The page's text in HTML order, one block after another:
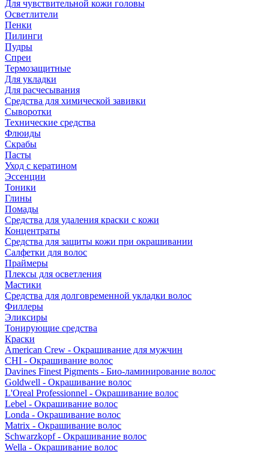
Для чувствительной кожи головы
Осветлители
Пенки
Пилинги
Пудры
Спреи
Термозащитные
Для укладки
Для расчесывания
Средства для химической завивки
Сыворотки
Технические средства
Флюиды
Скрабы
Пасты
Уход с кератином
Эссенции
Тоники
Глины
Помады
Средства для удаления краски с кожи
Концентраты
Средства для защиты кожи при окрашивании
Салфетки для волос
Праймеры
Плексы для осветления
Мастики
Средства для долговременной укладки волос
Филлеры
Эликсиры
Тонирующие средства
Краски
American Crew - Окрашивание для мужчин
CHI - Окрашивание волос
Davines Finest Pigments - Био-ламинирование волос
Goldwell - Окрашивание волос
L'Oreal Professionnel - Окрашивание волос
Lebel - Окрашивание волос
Londa - Окрашивание волос
Matrix - Окрашивание волос
Schwarzkopf - Окрашивание волос
Wella - Окрашивание волос